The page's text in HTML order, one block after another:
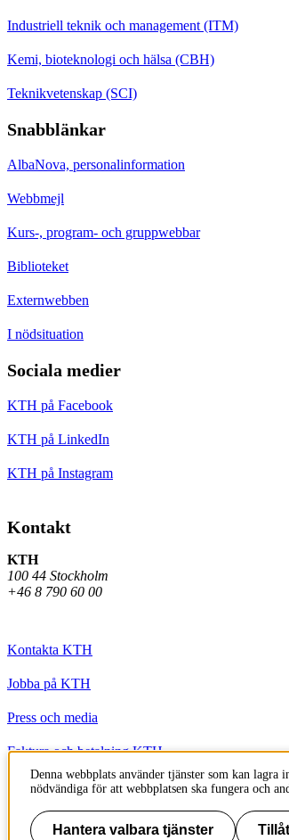
Industriell teknik och management (ITM)
Kemi, bioteknologi och hälsa (CBH)
Teknikvetenskap (SCI)
Snabblänkar
AlbaNova, personalinformation
Webbmejl
Kurs-, program- och gruppwebbar
Biblioteket
Externwebben
I nödsituation
Sociala medier
KTH på Facebook
KTH på LinkedIn
KTH på Instagram
Kontakt
KTH
100 44 Stockholm
+46 8 790 60 00
Kontakta KTH
Jobba på KTH
Press och media
Faktura och betalning KTH
Om KTH:s webbplatser
Tillgänglighetsredogörelse
Denna webbplats använder tjänster som kan
nödvändiga för att webbplatsen ska fungera och
Hantera valbara tjänster